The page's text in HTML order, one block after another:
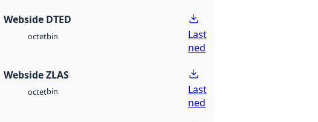
Webside DTED
octetbin
Last
ned
Webside ZLAS
octetbin
Last
ned